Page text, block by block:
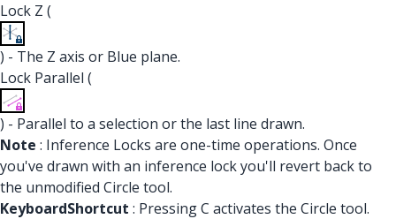
Lock Z (
) - The Z axis or Blue plane.
Lock Parallel (
) - Parallel to a selection or the last line drawn.
Note : Inference Locks are one-time operations. Once
you've drawn with an inference lock you'll revert back to
the unmodified Circle tool.
KeyboardShortcut : Pressing C activates the Circle tool.